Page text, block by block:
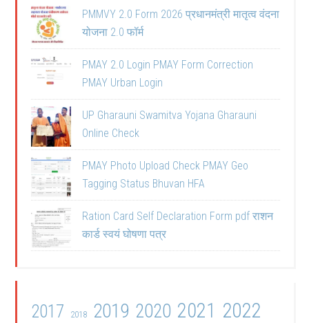
PMMVY 2.0 Form 2026 प्रधानमंत्री मातृत्व वंदना
योजना 2.0 फॉर्म
PMAY 2.0 Login PMAY Form Correction
PMAY Urban Login
UP Gharauni Swamitva Yojana Gharauni
Online Check
PMAY Photo Upload Check PMAY Geo
Tagging Status Bhuvan HFA
Ration Card Self Declaration Form pdf राशन
कार्ड स्वयं घोषणा पत्र
2017 2018 2019 2020 2021 2022